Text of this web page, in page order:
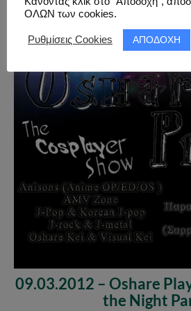
09.03.2012 – Oshare
the Night
ΟΛΩΝ των cookies.
Ρυθμίσεις Cookies ΑΠΟΔΟΧΗ